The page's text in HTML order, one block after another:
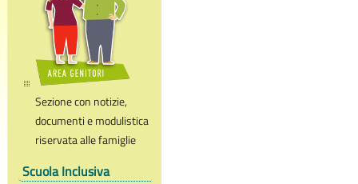
Sezione con notizie,
documenti e modulistica
riservata alle famiglie
Scuola Inclusiva